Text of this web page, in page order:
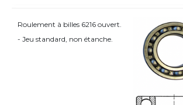
Roulement à billes 6216 ouvert.
- Jeu standard, non étanche.